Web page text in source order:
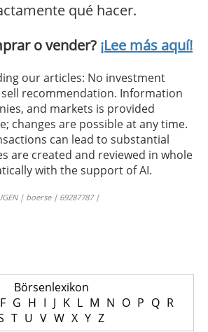
qué hacer.
o vender? ¡Lee más aquí!
our articles: No investment
recommendation. Information
and markets is provided
changes are possible at any time.
can lead to substantial
are created and reviewed in whole
with the support of AI.
| boerse | 69287787 |
Börsenlexikon
F G H I J K L M N O P Q R
T U V W X Y Z